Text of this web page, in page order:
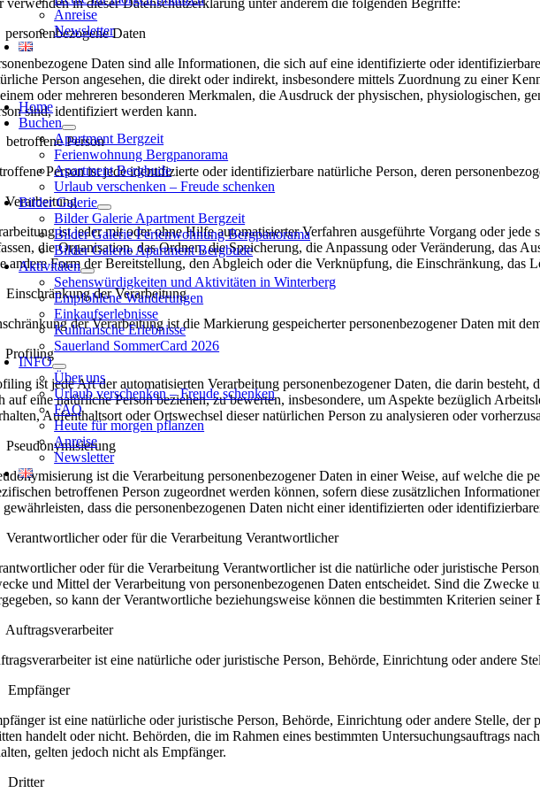
Anreise
Newsletter
Home
Buchen
Apartment Bergzeit
Ferienwohnung Bergpanorama
Apartment Bergbude
Urlaub verschenken – Freude schenken
Bilder Galerie
Bilder Galerie Apartment Bergzeit
Bilder Galerie Ferienwohnung Bergpanorama
Bilder Galerie Apartment Bergbude
Aktivitäten
Sehenswürdigkeiten und Aktivitäten in Winterberg
Empfohlene Wanderungen
Einkaufserlebnisse
Kulinarische Erlebnisse
Sauerland SommerCard 2026
INFO
Über uns
Urlaub verschenken – Freude schenken
FAQ
Heute für morgen pflanzen
Anreise
Newsletter
Daten
Daten sind alle Informationen, die sich auf eine identifizierte oder
Person angesehen, die direkt oder indirekt, insbesondere mittels Zuordnung zu einer
oder mehreren besonderen Merkmalen, die Ausdruck der physischen, physiologischen,
sind, identifiziert werden kann.
Person
Person ist jede identifizierte oder identifizierbare natürliche Person, deren
ist jeder mit oder ohne Hilfe automatisierter Verfahren ausgeführte Vorgang oder
die Organisation, das Ordnen, die Speicherung, die Anpassung oder Veränderung, das
andere Form der Bereitstellung, den Abgleich oder die Verknüpfung, die Einschränkung, das
der Verarbeitung
der Verarbeitung ist die Markierung gespeicherter personenbezogener Daten mit
ist jede Art der automatisierten Verarbeitung personenbezogener Daten, die darin
auf eine natürliche Person beziehen, zu bewerten, insbesondere, um Aspekte bezüglich
Aufenthaltsort oder Ortswechsel dieser natürlichen Person zu analysieren oder
ist die Verarbeitung personenbezogener Daten in einer Weise, auf welche
betroffenen Person zugeordnet werden können, sofern diese zusätzlichen
gewährleisten, dass die personenbezogenen Daten nicht einer identifizierten oder
oder für die Verarbeitung Verantwortlicher
oder für die Verarbeitung Verantwortlicher ist die natürliche oder juristische
und Mittel der Verarbeitung von personenbezogenen Daten entscheidet. Sind die
so kann der Verantwortliche beziehungsweise können die bestimmten Kriterien
ist eine natürliche oder juristische Person, Behörde, Einrichtung oder andere
ist eine natürliche oder juristische Person, Behörde, Einrichtung oder andere Stelle,
handelt oder nicht. Behörden, die im Rahmen eines bestimmten Untersuchungsauftrags
gelten jedoch nicht als Empfänger.